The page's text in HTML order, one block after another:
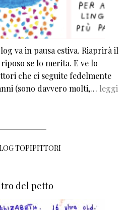
va in pausa estiva. Riaprirà il
se lo merita. E ve lo
che ci seguite fedelmente
(sono davvero molti,… leggi
TOPIPITTORI
del petto